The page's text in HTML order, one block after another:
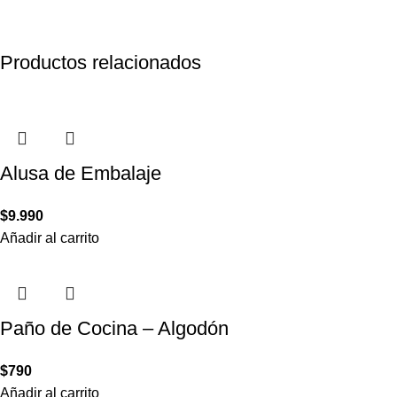
Productos relacionados
Alusa de Embalaje
$9.990
Añadir al carrito
Paño de Cocina – Algodón
$790
Añadir al carrito